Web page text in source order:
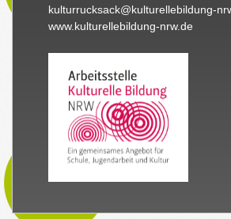
kulturrucksack@kulturellebildung-
www.kulturellebildung-nrw.de